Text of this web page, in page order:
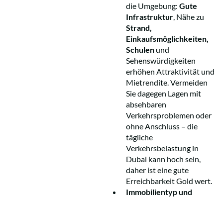
die Umgebung: Gute
Infrastruktur , Nähe zu
Strand,
Einkaufsmöglichkeiten,
Schulen und
Sehenswürdigkeiten
erhöhen Attraktivität und
Mietrendite. Vermeiden
Sie dagegen Lagen mit
absehbaren
Verkehrsproblemen oder
ohne Anschluss – die
tägliche
Verkehrsbelastung in
Dubai kann hoch sein,
daher ist eine gute
Erreichbarkeit Gold wert.
Immobilientyp und